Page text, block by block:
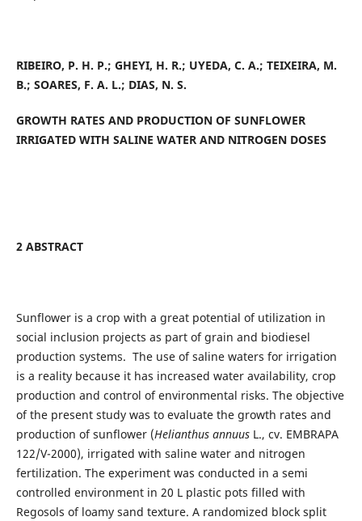
RIBEIRO, P. H. P.; GHEYI, H. R.; UYEDA, C. A.; TEIXEIRA, M.
B.; SOARES, F. A. L.; DIAS, N. S.
GROWTH RATES AND PRODUCTION OF SUNFLOWER
IRRIGATED WITH SALINE WATER AND NITROGEN DOSES
2 ABSTRACT
Sunflower is a crop with a great potential of utilization in
social inclusion projects as part of grain and biodiesel
production systems. The use of saline waters for irrigation
is a reality because it has increased water availability, crop
production and control of environmental risks. The objective
of the present study was to evaluate the growth rates and
production of sunflower (Helianthus annuus L., cv. EMBRAPA
122/V-2000), irrigated with saline water and nitrogen
fertilization. The experiment was conducted in a semi
controlled environment in 20 L plastic pots filled with
Regosols of loamy sand texture. A randomized block split